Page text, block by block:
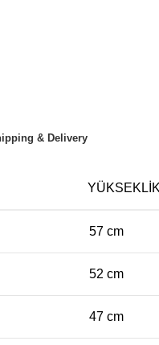
& Delivery
YÜKSEKLIK
57 cm
52 cm
47 cm